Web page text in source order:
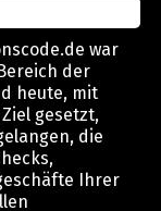
war
der
heute, mit
gesetzt,
die
Ihrer